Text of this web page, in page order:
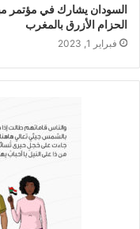
السودان يشارك في مؤتمر
الحزام الأزرق بالمغرب
فبراير 1, 2023